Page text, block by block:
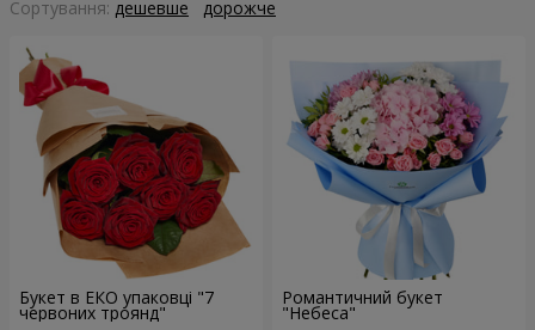
Сортування: дешевше дорожче
Букет в ЕКО упаковці "7
червоних троянд"
Романтичний букет
"Небеса"